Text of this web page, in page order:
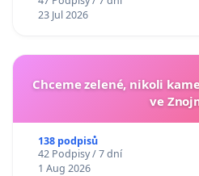
23 Jul 2026
Chceme zelené, nikoli
ve
138 podpisů
42 Podpisy / 7 dní
1 Aug 2026